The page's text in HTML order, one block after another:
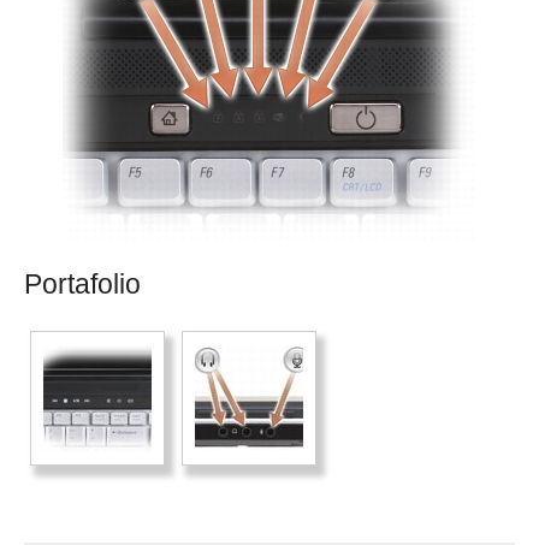
Portafolio